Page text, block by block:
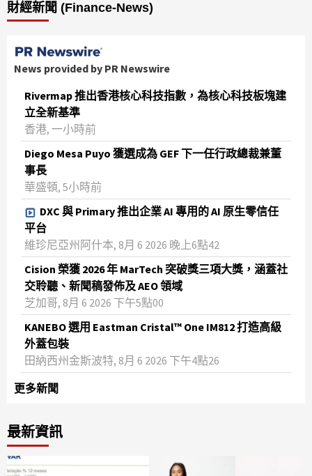
財經新聞 (Finance-News)
News provided by PR Newswire
Rivermap 推出香港核心科技指數，為核心科技板塊建
立全新基準
香港, 一小時前
Diego Mesa Puyo 獲選成為 GEF 下一任行政總裁兼董
事長
華盛頓, 5小時前
DXC 與 Primary 推出企業 AI 專用的 AI 原生零信任
平台
維珍尼亞州阿什本, 8月 6 2026 晚上6點42
Cision 榮獲 2026 年 MarTech 突破獎三項大獎，涵蓋社
交聆聽、新聞稿發佈及 AEO 領域
芝加哥, 8月 6 2026 下午5點00
KANEBO 選用 Eastman Cristal™ One IM812 打造高級
外蓋包裝
田納西州金斯波特, 8月 6 2026 下午4點26
更多新聞
最新資訊